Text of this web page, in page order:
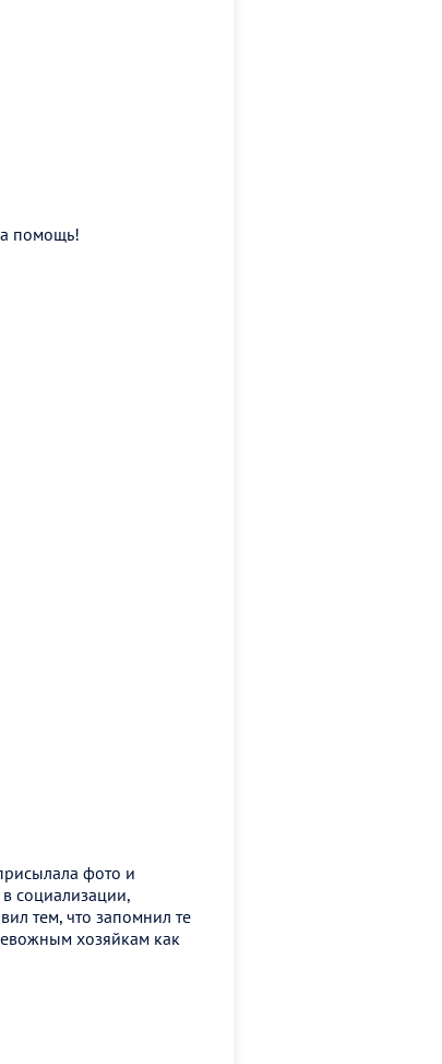
помощь!
фото и
социализации,
тем, что запомнил те
хозяйкам как